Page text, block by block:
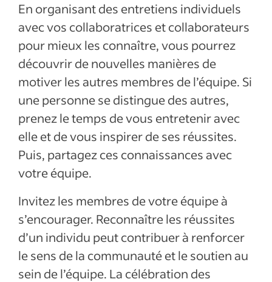
En organisant des entretiens individuels
avec vos collaboratrices et collaborateurs
pour mieux les connaître, vous pourrez
découvrir de nouvelles manières de
motiver les autres membres de l’équipe. Si
une personne se distingue des autres,
prenez le temps de vous entretenir avec
elle et de vous inspirer de ses réussites.
Puis, partagez ces connaissances avec
votre équipe.
Invitez les membres de votre équipe à
s’encourager. Reconnaître les réussites
d’un individu peut contribuer à renforcer
le sens de la communauté et le soutien au
sein de l’équipe. La célébration des